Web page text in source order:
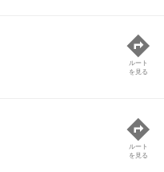
ルート
を見る
ルート
を見る